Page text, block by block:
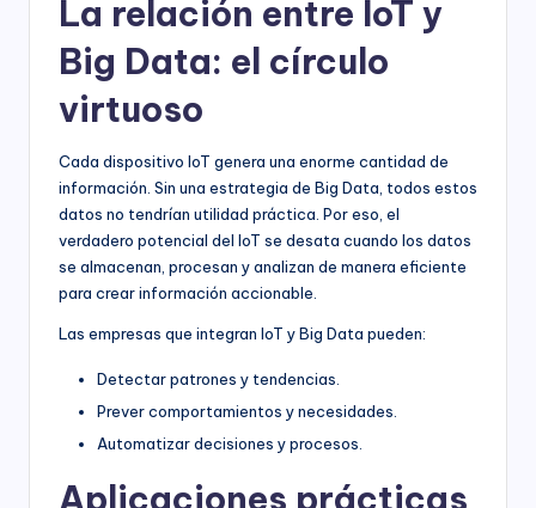
La relación entre IoT y
Big Data: el círculo
virtuoso
Cada dispositivo IoT genera una enorme cantidad de
información. Sin una estrategia de Big Data, todos estos
datos no tendrían utilidad práctica. Por eso, el
verdadero potencial del IoT se desata cuando los datos
se almacenan, procesan y analizan de manera eficiente
para crear información accionable.
Las empresas que integran IoT y Big Data pueden:
Detectar patrones y tendencias.
Prever comportamientos y necesidades.
Automatizar decisiones y procesos.
Aplicaciones prácticas